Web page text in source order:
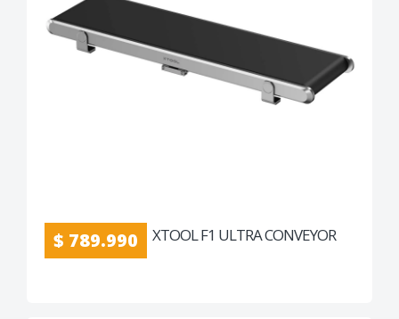
$ 789.990 XTOOL F1 ULTRA CONVEYOR